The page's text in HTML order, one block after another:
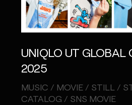
UNIQLO UT GLOBAL
2025
MUSIC / MOVIE / STILL /
CATALOG / SNS MOVIE